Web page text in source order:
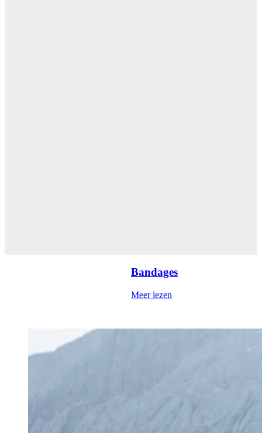
Bandages
Meer lezen